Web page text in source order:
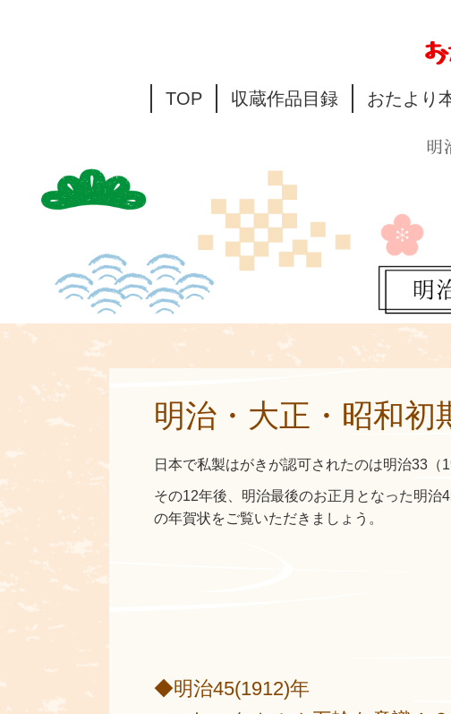
TOP 収蔵作品目録 おたより
明治・大正・昭和初
日本で私製はがきが認可されたのは明治33（
その12年後、明治最後のお正月となった明
の年賀状をご覧いただきましょう。
◆明治45(1912)年